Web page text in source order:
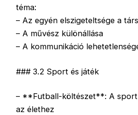
téma:
– Az egyén elszigeteltsége a
– A művész különállása
– A kommunikáció
### 3.2 Sport és játék
– **Futball-költészet**: A
az élethez